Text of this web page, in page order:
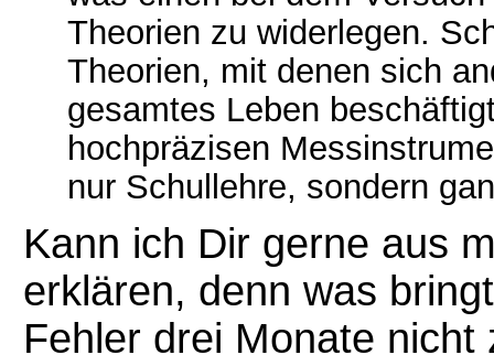
Theorien zu widerlegen.
Theorien, mit denen sich
gesamtes Leben
hochpräzisen
nur Schullehre, sondern
Kann ich Dir gerne aus
erklären, denn was
Fehler drei Monate nicht